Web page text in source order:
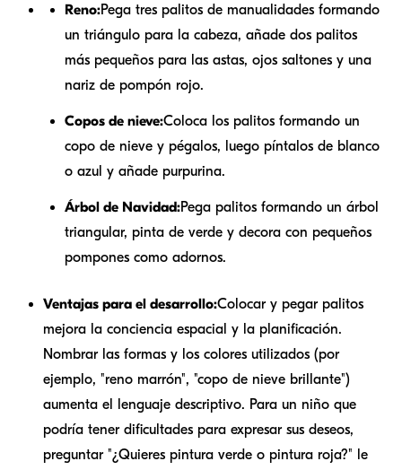
Reno:Pega tres palitos de manualidades formando
un triángulo para la cabeza, añade dos palitos
más pequeños para las astas, ojos saltones y una
nariz de pompón rojo.
Copos de nieve:Coloca los palitos formando un
copo de nieve y pégalos, luego píntalos de blanco
o azul y añade purpurina.
Árbol de Navidad:Pega palitos formando un árbol
triangular, pinta de verde y decora con pequeños
pompones como adornos.
Ventajas para el desarrollo:Colocar y pegar palitos
mejora la conciencia espacial y la planificación.
Nombrar las formas y los colores utilizados (por
ejemplo, "reno marrón", "copo de nieve brillante")
aumenta el lenguaje descriptivo. Para un niño que
podría tener dificultades para expresar sus deseos,
preguntar "¿Quieres pintura verde o pintura roja?" le